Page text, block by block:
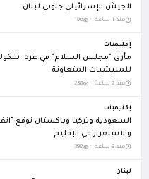
الجيش الإسرائيلي جنوبي لبنان
منذ 1 ساعة · 198
إقليميات
مأزق "مجلس السلام" في غزة:
للمليشيات المتعاونة
منذ 2 ساعة · 238
إقليميات
السعودية وتركيا وباكستان توقع
والاستقرار في الإقليم
منذ 3 ساعة · 398
لبنان